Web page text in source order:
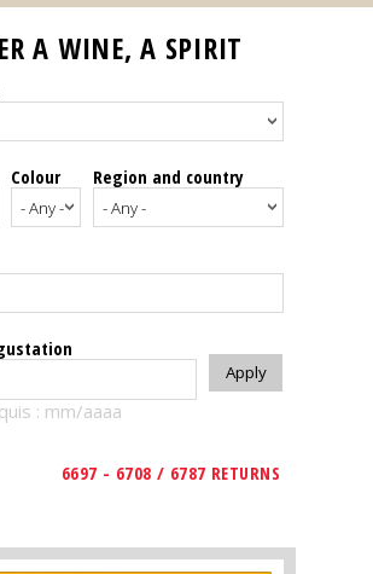
A WINE, A SPIRIT
Colour Region and country
: mm/aaaa
6697 - 6708 / 6787 RETURNS